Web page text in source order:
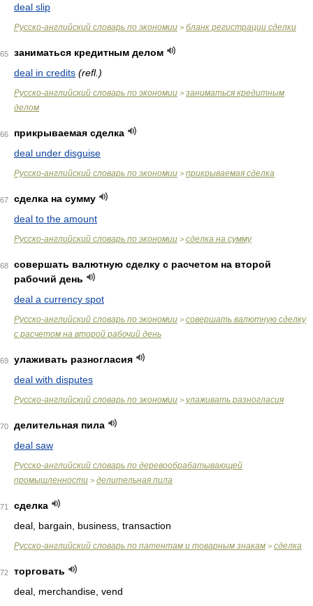
deal slip
Русско-английский словарь по экономии > бланк регистрации сделки
65
заниматься кредитным делом
deal in credits (refl.)
Русско-английский словарь по экономии > заниматься кредитным
делом
66
прикрываемая сделка
deal under disguise
Русско-английский словарь по экономии > прикрываемая сделка
67
сделка на сумму
deal to the amount
Русско-английский словарь по экономии > сделка на сумму
68
совершать валютную сделку с расчетом на второй
рабочий день
deal a currency spot
Русско-английский словарь по экономии > совершать валютную сделку
с расчетом на второй рабочий день
69
улаживать разногласия
deal with disputes
Русско-английский словарь по экономии > улаживать разногласия
70
делительная пила
deal saw
Русско-английский словарь по деревообрабатывающей
промышленности > делительная пила
71
сделка
deal, bargain, business, transaction
Русско-английский словарь по патентам и товарным знакам > сделка
72
торговать
deal, merchandise, vend